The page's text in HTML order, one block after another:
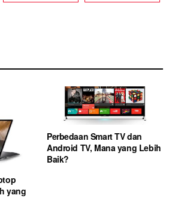
yang
Perbedaan Smart TV dan
Android TV, Mana yang Lebih
Baik?